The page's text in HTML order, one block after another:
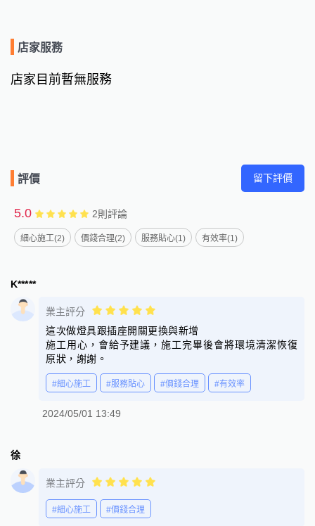
店家服務
店家目前暫無服務
評價 留下評價
5.0 2則評論
細心施工(2) 價錢合理(2) 服務貼心(1) 有效率(1)
K*****
業主評分
這次做燈具跟插座開關更換與新增
施工用心，會給予建議，施工完畢後會將環境清潔恢復
原狀，謝謝。
#細心施工 #服務貼心 #價錢合理 #有效率
2024/05/01 13:49
徐
業主評分
#細心施工 #價錢合理